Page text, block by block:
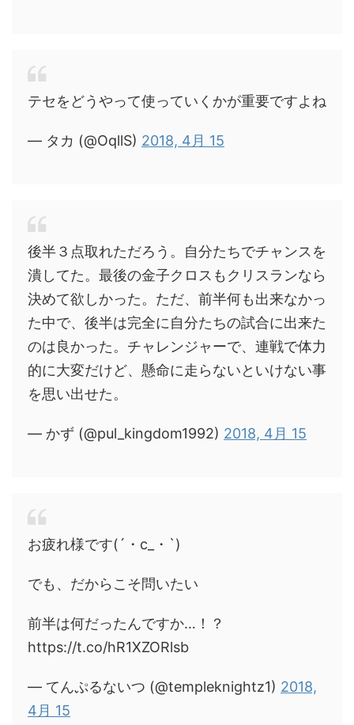
テセをどうやって使っていくかが重要ですよね
— タカ (@OqllS) 2018, 4月 15
後半３点取れただろう。自分たちでチャンスを
潰してた。最後の金子クロスもクリスランなら
決めて欲しかった。ただ、前半何も出来なかっ
た中で、後半は完全に自分たちの試合に出来た
のは良かった。チャレンジャーで、連戦で体力
的に大変だけど、懸命に走らないといけない事
を思い出せた。
— かず (@pul_kingdom1992) 2018, 4月 15
お疲れ様です(´・c_・`)
でも、だからこそ問いたい
前半は何だったんですか…！？
https://t.co/hR1XZORlsb
— てんぷるないつ (@templeknightz1) 2018,
4月 15